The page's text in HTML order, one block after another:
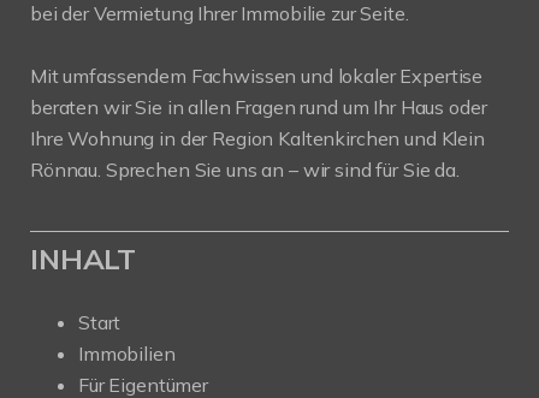
bei der Vermietung Ihrer Immobilie zur Seite.
Mit umfassendem Fachwissen und lokaler Expertise
beraten wir Sie in allen Fragen rund um Ihr Haus oder
Ihre Wohnung in der Region Kaltenkirchen und Klein
Rönnau. Sprechen Sie uns an – wir sind für Sie da.
INHALT
Start
Immobilien
Für Eigentümer